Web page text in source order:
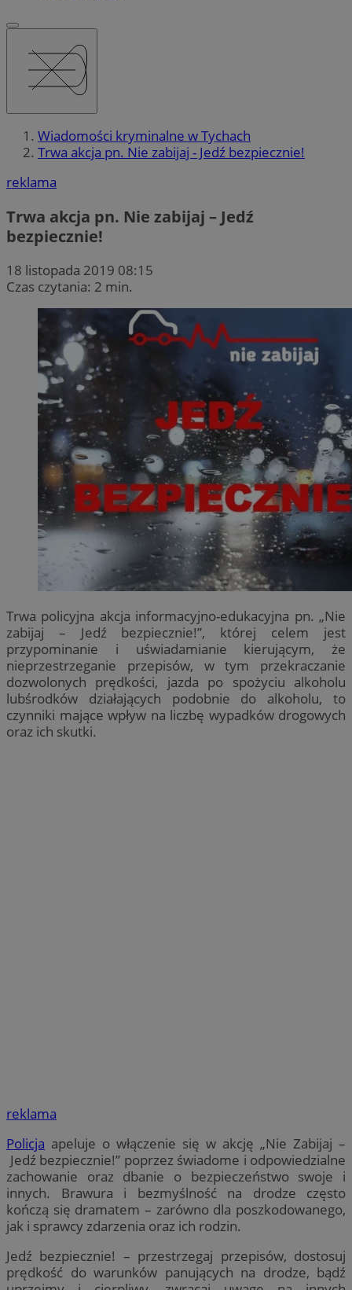
Wiadomości kryminalne w Tychach
Trwa akcja pn. Nie zabijaj - Jedź bezpiecznie!
reklama
Trwa akcja pn. Nie zabijaj – Jedź
bezpiecznie!
18 listopada 2019 08:15
Czas czytania: 2 min.
Trwa policyjna akcja informacyjno-edukacyjna pn. „Nie
zabijaj – Jedź bezpiecznie!”, której celem jest
przypominanie i uświadamianie kierującym, że
nieprzestrzeganie przepisów, w tym przekraczanie
dozwolonych prędkości, jazda po spożyciu alkoholu
lubśrodków działających podobnie do alkoholu, to
czynniki mające wpływ na liczbę wypadków drogowych
oraz ich skutki.
reklama
Policja apeluje o włączenie się w akcję „Nie Zabijaj –
Jedź bezpiecznie!” poprzez świadome i odpowiedzialne
zachowanie oraz dbanie o bezpieczeństwo swoje i
innych. Brawura i bezmyślność na drodze często
kończą się dramatem – zarówno dla poszkodowanego,
jak i sprawcy zdarzenia oraz ich rodzin.
Jedź bezpiecznie! – przestrzegaj przepisów, dostosuj
prędkość do warunków panujących na drodze, bądź